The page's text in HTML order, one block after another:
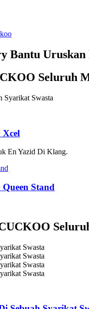
Bantu Uruskan
Seluruh
Syarikat Swasta
En Yazid Di Klang.
Stand
Swasta
Swasta
Swasta
Swasta